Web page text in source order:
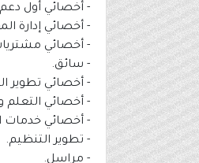
- أخصائي أول
- أخصائي إدارة
- أخصائي
- سائق.
- أخصائي تطوير
- أخصائي التعلم
- أخصائي خدمات
- تطوير التنظيم.
- مراسل.